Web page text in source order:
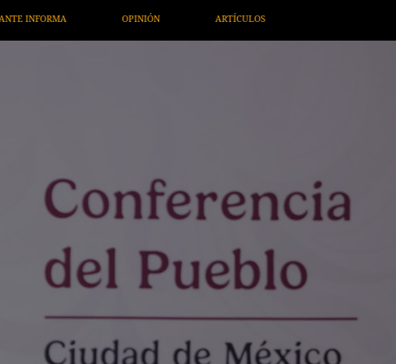
ARTÍCULOS ARTE / ENTRETENIMIENTO